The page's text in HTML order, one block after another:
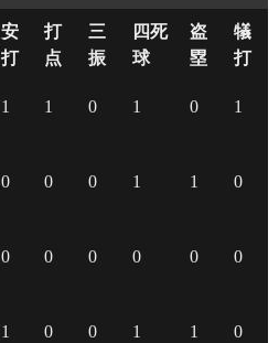
安
打
打
点
三
振
四死
球
盗
塁
犠
打
1 1 0 1 0 1
0 0 0 1 1 0
0 0 0 0 0 0
1 0 0 1 1 0